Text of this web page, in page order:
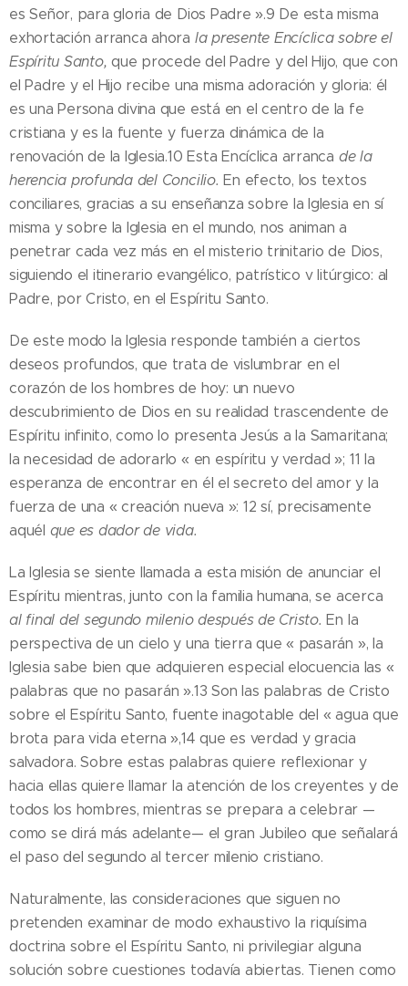
es Señor, para gloria de Dios Padre ».9 De esta misma
exhortación arranca ahora la presente Encíclica sobre el
Espíritu Santo,que procede del Padre y del Hijo, que con
el Padre y el Hijo recibe una misma adoración y gloria: él
es una Persona divina que está en el centro de la fe
cristiana y es la fuente y fuerza dinámica de la
renovación de la Iglesia.10 Esta Encíclica arranca de la
herencia profunda del Concilio.En efecto, los textos
conciliares, gracias a su enseñanza sobre la Iglesia en sí
misma y sobre la Iglesia en el mundo, nos animan a
penetrar cada vez más en el misterio trinitario de Dios,
siguiendo el itinerario evangélico, patrístico v litúrgico: al
Padre, por Cristo, en el Espíritu Santo.
De este modo la Iglesia responde también a ciertos
deseos profundos, que trata de vislumbrar en el
corazón de los hombres de hoy: un nuevo
descubrimiento de Dios en su realidad trascendente de
Espíritu infinito, como lo presenta Jesús a la Samaritana;
la necesidad de adorarlo « en espíritu y verdad »; 11 la
esperanza de encontrar en él el secreto del amor y la
fuerza de una « creación nueva »: 12 sí, precisamente
aquél que es dador de vida.
La Iglesia se siente llamada a esta misión de anunciar el
Espíritu mientras, junto con la familia humana, se acerca
al final del segundo milenio después de Cristo.En la
perspectiva de un cielo y una tierra que « pasarán », la
Iglesia sabe bien que adquieren especial elocuencia las «
palabras que no pasarán ».13 Son las palabras de Cristo
sobre el Espíritu Santo, fuente inagotable del « agua que
brota para vida eterna »,14 que es verdad y gracia
salvadora. Sobre estas palabras quiere reflexionar y
hacia ellas quiere llamar la atención de los creyentes y de
todos los hombres, mientras se prepara a celebrar —
como se dirá más adelante— el gran Jubileo que señalará
el paso del segundo al tercer milenio cristiano.
Naturalmente, las consideraciones que siguen no
pretenden examinar de modo exhaustivo la riquísima
doctrina sobre el Espíritu Santo, ni privilegiar alguna
solución sobre cuestiones todavía abiertas. Tienen como